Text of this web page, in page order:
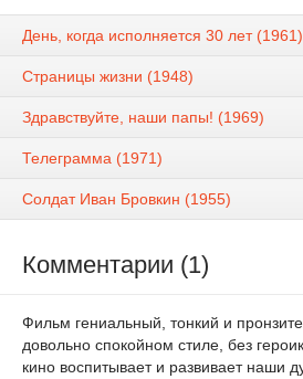
День, когда исполняется 30 лет (1961)
Страницы жизни (1948)
Здравствуйте, наши папы! (1969)
Телеграмма (1971)
Солдат Иван Бровкин (1955)
Комментарии (1)
Фильм гениальный, тонкий и
довольно спокойном стиле, без
кино воспитывает и развивает наши